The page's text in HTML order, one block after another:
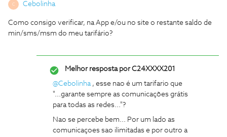
C Cebolinha
Como consigo verificar, na App e/ou no site o restante saldo de
min/sms/msm do meu tarifário?
Melhor resposta porC24XXXX201
@Cebolinha, esse nao é um tarifario que
"...garante sempre as comunicações grátis
para todas as redes..."?
Nao se percebe bem... Por um lado as
comunicaçoes sao ilimitadas e por outro a